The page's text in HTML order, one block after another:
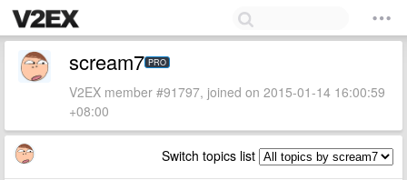
scream7 PRO
V2EX member #91797, joined on 2015-01-14 16:00:59
+08:00
Switch topics list